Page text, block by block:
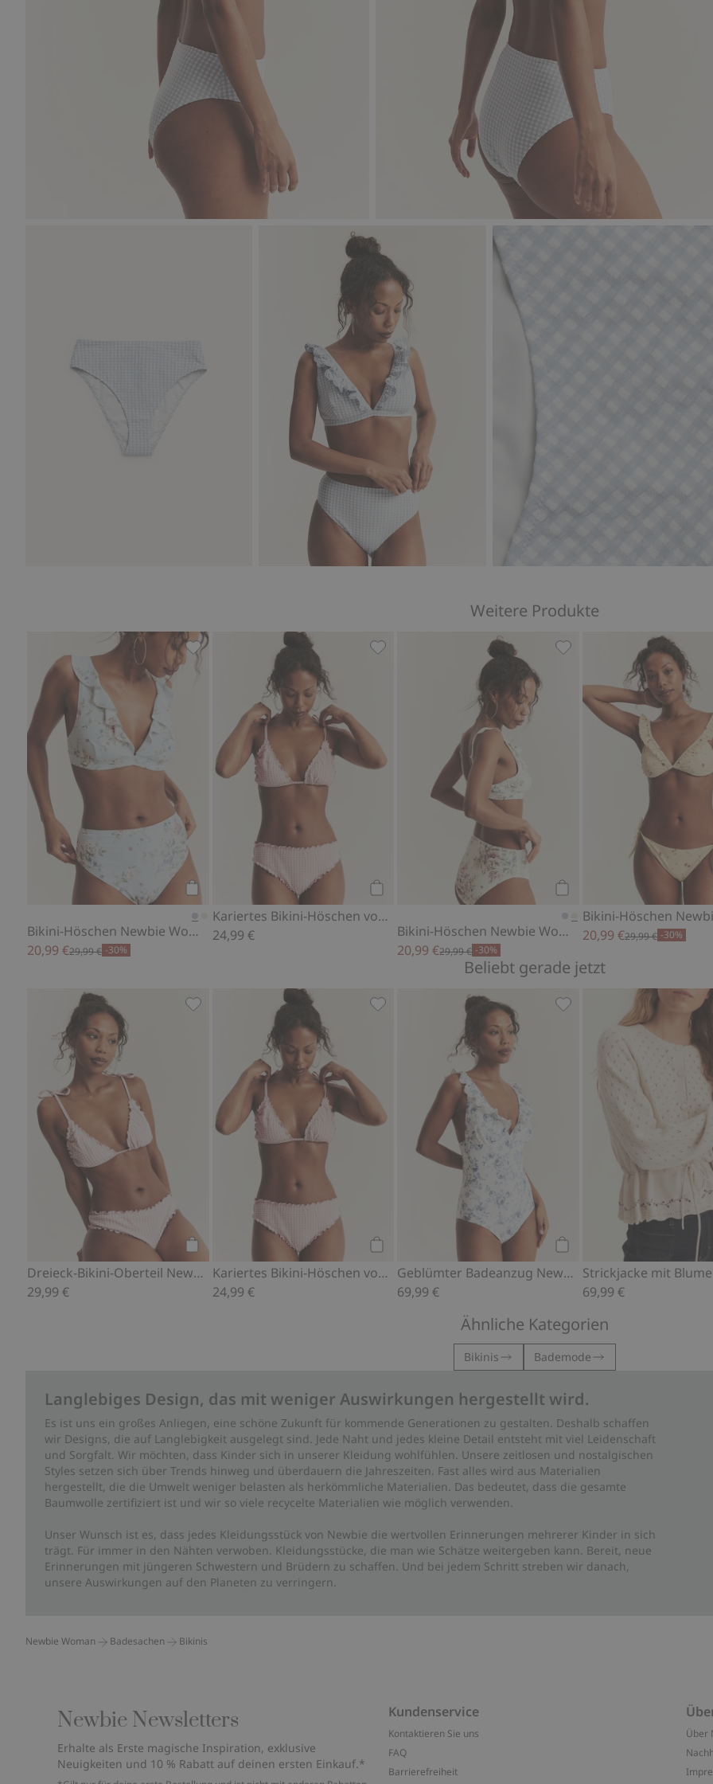
Weitere Produkte
Kaufen
Bikini-Höschen Newbie Woman
20,99 €29,99 € -30%
Bikini-Höschen Newbie Woman, Zu Favoriten hinzufügen
Kariertes Bikini-Höschen von Newbie Woman
24,99 €
Kariertes Bikini-Höschen von Newbie Woman, Zu
Bikini-Höschen Newbie Woman
20,99 €29,99 € -30%
Bikini-Höschen Newbie
20,99 €29,99 € -30%
Beliebt gerade jetzt
Kaufen
Dreieck-Bikini-Oberteil Newbie Woman
29,99 €
Dreieck-Bikini-Oberteil Newbie Woman, Zu Favoriten hinzufügen
Kariertes Bikini-Höschen von Newbie Woman
24,99 €
Kariertes Bikini-Höschen von Newbie Woman, Zu
Geblümter Badeanzug Newbie Woman
69,99 €
Geblümter Badeanzug
69,99 €
Ähnliche Kategorien
Bikinis Bademode
Langlebiges Design, das mit weniger Auswirkungen hergestellt wird.
Es ist uns ein großes Anliegen, eine schöne Zukunft für kommende Generationen zu gestalten. Deshalb schaffen
wir Designs, die auf Langlebigkeit ausgelegt sind. Jede Naht und jedes kleine Detail entsteht mit viel Leidenschaft
und Sorgfalt. Wir möchten, dass Kinder sich in unserer Kleidung wohlfühlen. Unsere zeitlosen und nostalgischen
Styles setzen sich über Trends hinweg und überdauern die Jahreszeiten. Fast alles wird aus Materialien
hergestellt, die die Umwelt weniger belasten als herkömmliche Materialien. Das bedeutet, dass die gesamte
Baumwolle zertifiziert ist und wir so viele recycelte Materialien wie möglich verwenden.
Unser Wunsch ist es, dass jedes Kleidungsstück von Newbie die wertvollen Erinnerungen mehrerer Kinder in sich
trägt. Für immer in den Nähten verwoben. Kleidungsstücke, die man wie Schätze weitergeben kann. Bereit, neue
Erinnerungen mit jüngeren Schwestern und Brüdern zu schaffen. Und bei jedem Schritt streben wir danach,
unsere Auswirkungen auf den Planeten zu verringern.
Newbie Woman Badesachen Bikinis
Newbie Newsletters
Erhalte als Erste magische Inspiration, exklusive
Neuigkeiten und 10 % Rabatt auf deinen ersten Einkauf.*
Kundenservice
Kontaktieren Sie uns
FAQ
Barrierefreiheit
Über